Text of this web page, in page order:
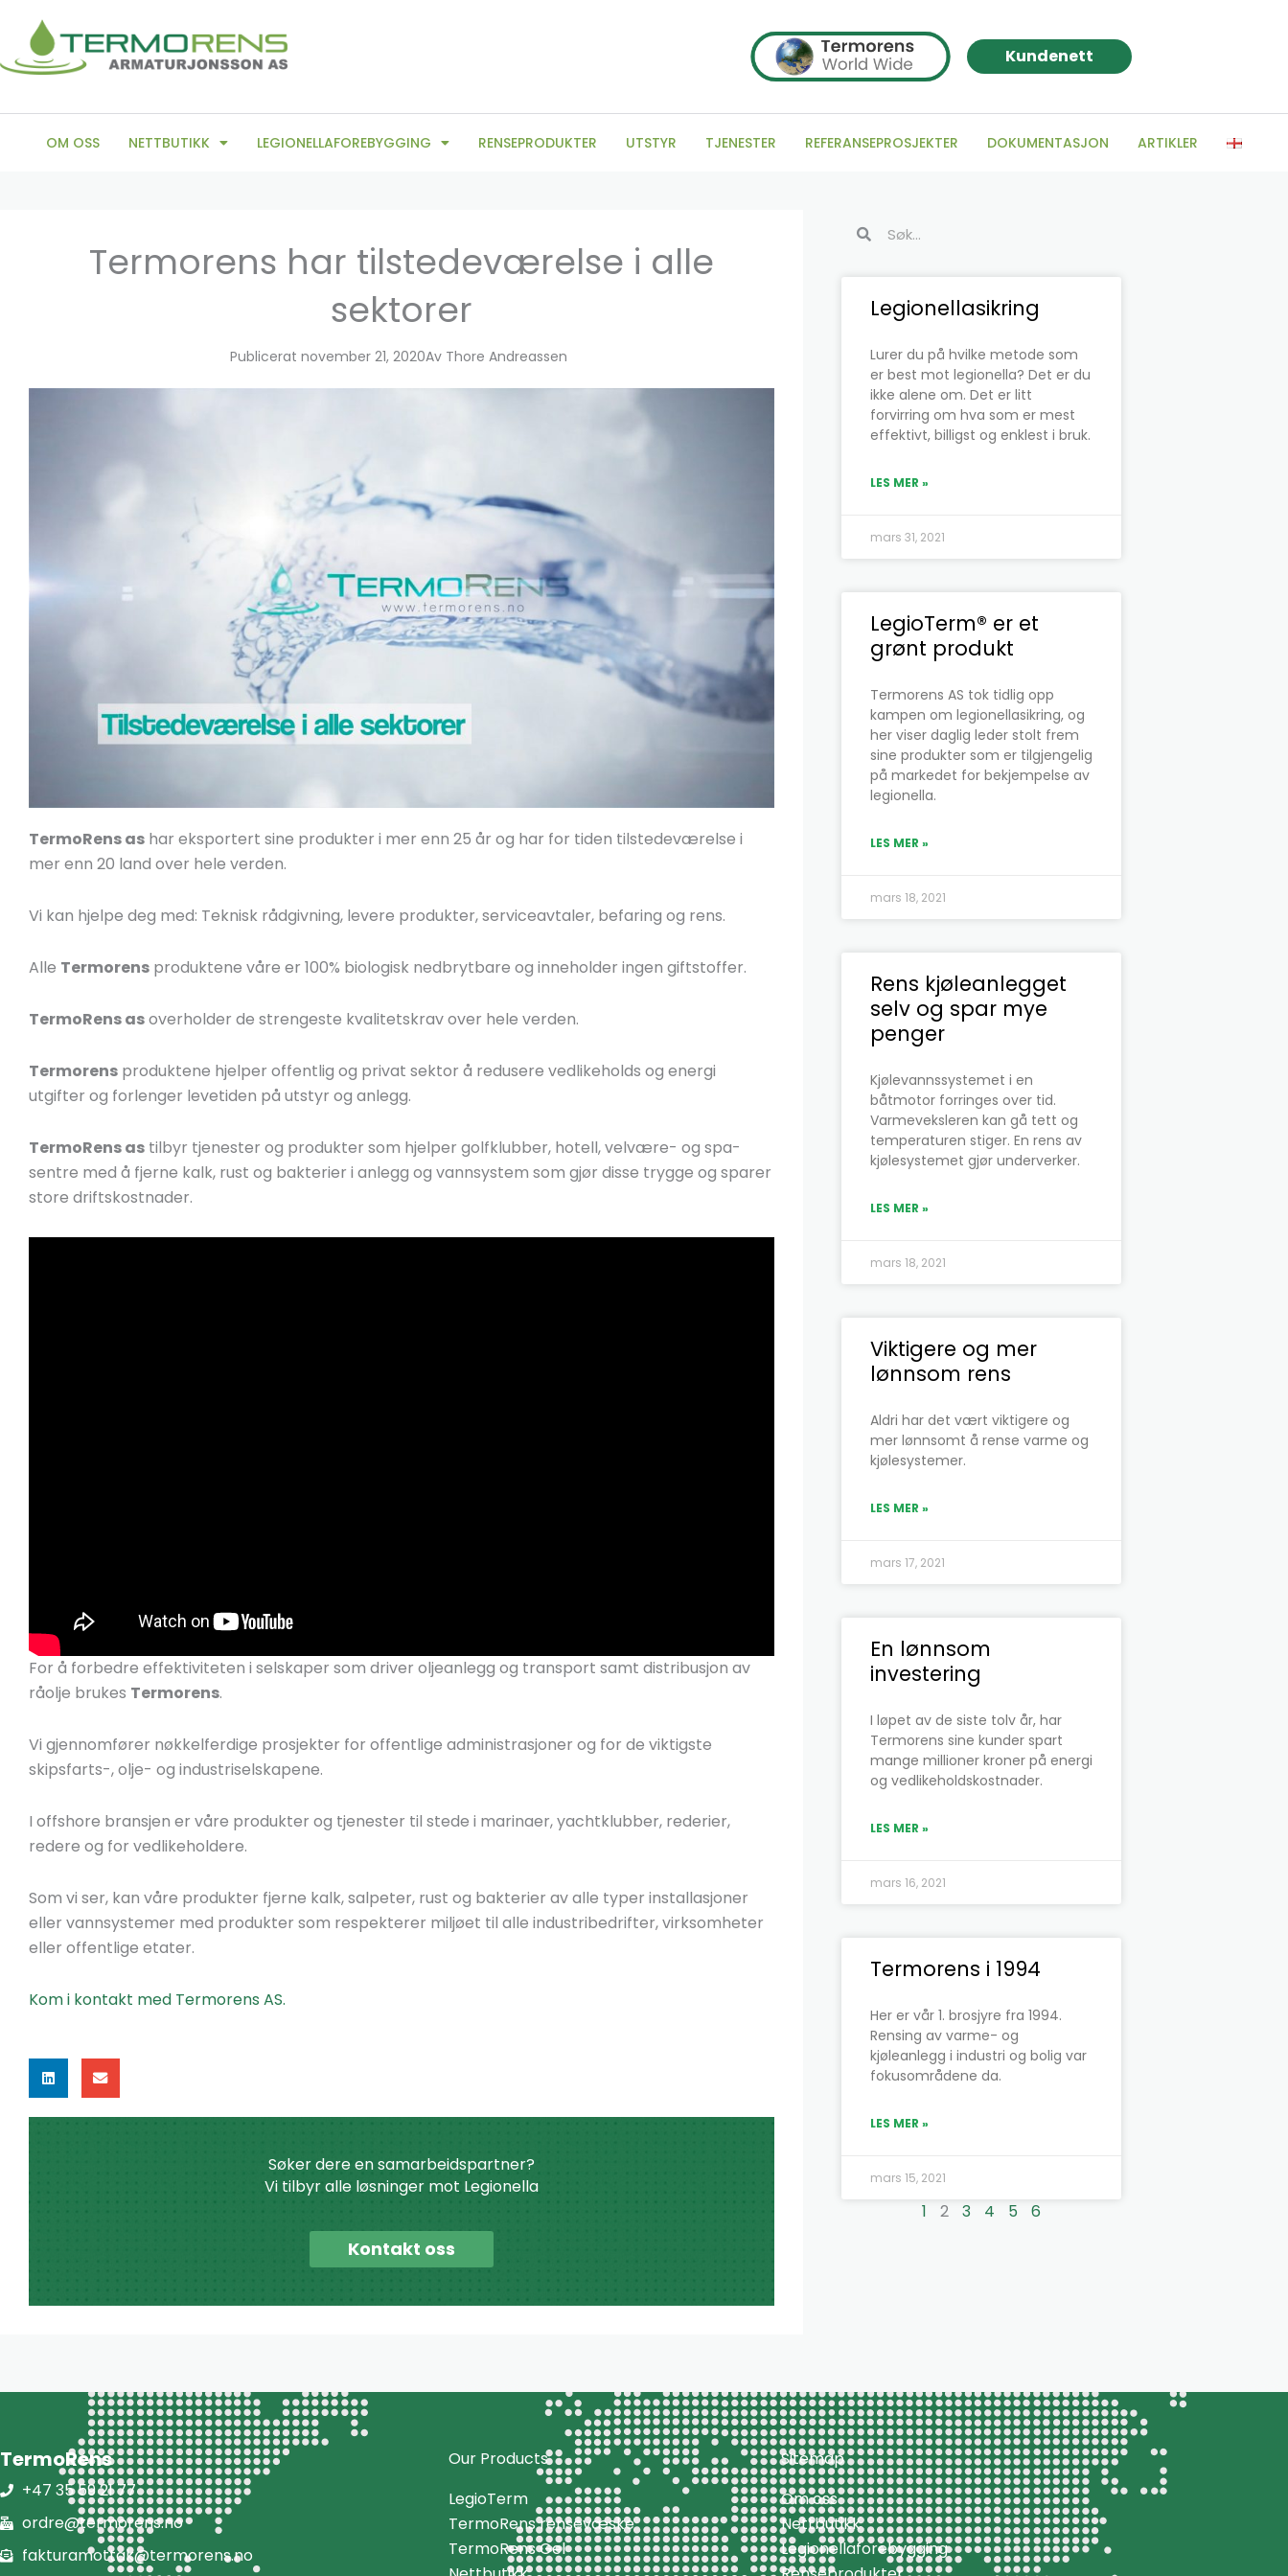
til
Kundenett
OM OSS NETTBUTIKK LEGIONELLAFOREBYGGING RENSEPRODUKTER UTSTYR TJENESTER REFERANSEPROSJEKTER DOKUMENTASJON ARTIKLER
Termorens har tilstedeværelse i alle
sektorer
Publicerat november 21, 2020Av Thore Andreassen
TermoRens as har eksportert sine produkter i mer enn 25 år og har for tiden tilstedeværelse i
mer enn 20 land over hele verden.
Vi kan hjelpe deg med: Teknisk rådgivning, levere produkter, serviceavtaler, befaring og rens.
Alle Termorens produktene våre er 100% biologisk nedbrytbare og inneholder ingen giftstoffer.
TermoRens asoverholder de strengeste kvalitetskrav over hele verden.
Termorens produktene hjelper offentlig og privat sektor å redusere vedlikeholds og energi
utgifter og forlenger levetiden på utstyr og anlegg.
TermoRens as tilbyr tjenester og produkter som hjelper golfklubber, hotell, velvære- og spa-
sentre med å fjerne kalk, rust og bakterier i anlegg og vannsystem som gjør disse trygge og sparer
store driftskostnader.
For å forbedre effektiviteten i selskaper som driver oljeanlegg og transport samt distribusjon av
råolje brukes Termorens.
Vi gjennomfører nøkkelferdige prosjekter for offentlige administrasjoner og for de viktigste
skipsfarts-, olje- og industriselskapene.
I offshore bransjen er våre produkter og tjenester til stede i marinaer, yachtklubber, rederier,
redere og for vedlikeholdere.
Som vi ser, kan våre produkter fjerne kalk, salpeter, rust og bakterier av alle typer installasjoner
eller vannsystemer med produkter som respekterer miljøet til alle industribedrifter, virksomheter
eller offentlige etater.
Kom i kontakt med Termorens AS.
Søker dere en samarbeidspartner?
Vi tilbyr alle løsninger mot Legionella
Kontakt oss
Legionellasikring
Lurer du på hvilke metode som
er best mot legionella? Det er du
ikke alene om. Det er litt
forvirring om hva som er mest
effektivt, billigst og enklest i bruk.
LES MER »
mars 31, 2021
LegioTerm® er et
grønt produkt
Termorens AS tok tidlig opp
kampen om legionellasikring, og
her viser daglig leder stolt frem
sine produkter som er tilgjengelig
på markedet for bekjempelse av
legionella.
LES MER »
mars 18, 2021
Rens kjøleanlegget
selv og spar mye
penger
Kjølevannssystemet i en
båtmotor forringes over tid.
Varmeveksleren kan gå tett og
temperaturen stiger. En rens av
kjølesystemet gjør underverker.
LES MER »
mars 18, 2021
Viktigere og mer
lønnsom rens
Aldri har det vært viktigere og
mer lønnsomt å rense varme og
kjølesystemer.
LES MER »
mars 17, 2021
En lønnsom
investering
I løpet av de siste tolv år, har
Termorens sine kunder spart
mange millioner kroner på energi
og vedlikeholdskostnader.
LES MER »
mars 16, 2021
Termorens i 1994
Her er vår 1. brosjyre fra 1994.
Rensing av varme- og
kjøleanlegg i industri og bolig var
fokusområdene da.
LES MER »
mars 15, 2021
1 2 3 4 5 6
TermoRens
+47 35 59 21 77
ordre@termorens.no
fakturamottak@termorens.no
Our Products
LegioTerm
TermoRens rensevæske
TermoRens Gel
Sitemap
Om oss
Nettbutikk
Legionellaforebygging